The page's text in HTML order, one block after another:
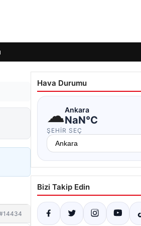
Hava Durumu
☁Ankara
NaN°C
ŞEHIR SEÇ
Bizi Takip Edin